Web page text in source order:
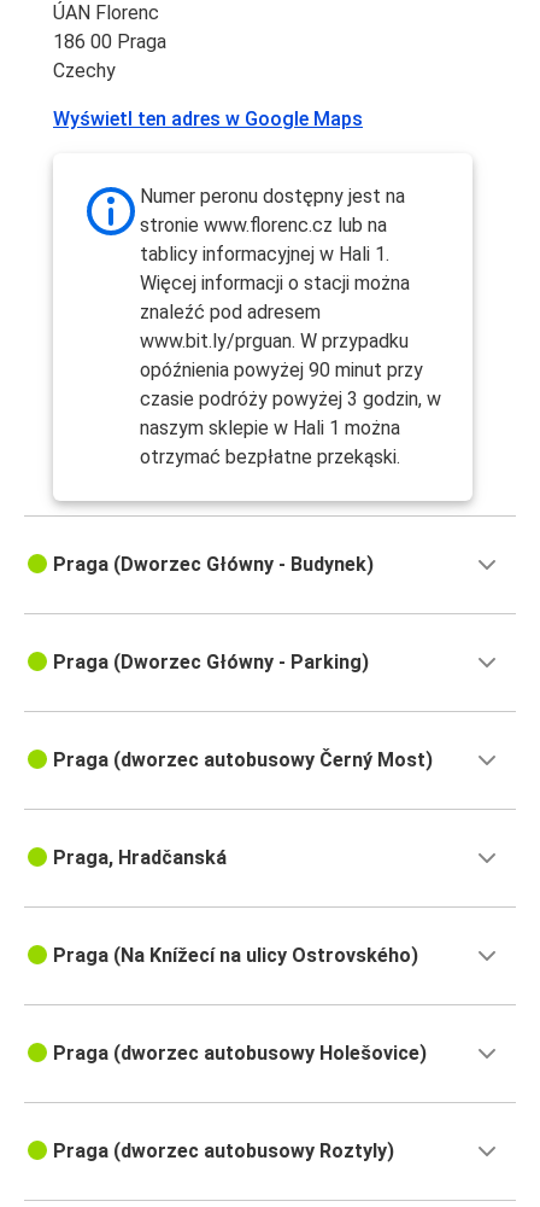
ÚAN Florenc
186 00 Praga
Czechy
Wyświetl ten adres w Google Maps
Numer peronu dostępny jest na
stronie www.florenc.cz lub na
tablicy informacyjnej w Hali 1.
Więcej informacji o stacji można
znaleźć pod adresem
www.bit.ly/prguan. W przypadku
opóźnienia powyżej 90 minut przy
czasie podróży powyżej 3 godzin, w
naszym sklepie w Hali 1 można
otrzymać bezpłatne przekąski.
Praga (Dworzec Główny - Budynek)
Praga (Dworzec Główny - Parking)
Praga (dworzec autobusowy Černý Most)
Praga, Hradčanská
Praga (Na Knížecí na ulicy Ostrovského)
Praga (dworzec autobusowy Holešovice)
Praga (dworzec autobusowy Roztyly)